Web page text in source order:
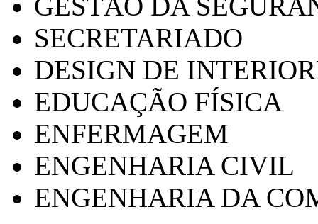
SECRETARIADO
DESIGN DE
EDUCAÇÃO FÍSICA
ENFERMAGEM
ENGENHARIA CIVIL
ENGENHARIA DA